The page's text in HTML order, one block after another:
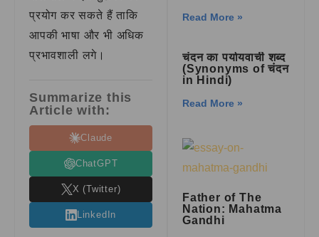
प्रयोग कर सकते हैं ताकि
आपकी भाषा और भी अधिक
प्रभावशाली लगे।
Summarize this
Article with:
Claude
ChatGPT
X (Twitter)
LinkedIn
Read More »
चंदन का पर्यायवाची शब्द
(Synonyms of चंदन
in Hindi)
Read More »
Father of The
Nation: Mahatma
Gandhi